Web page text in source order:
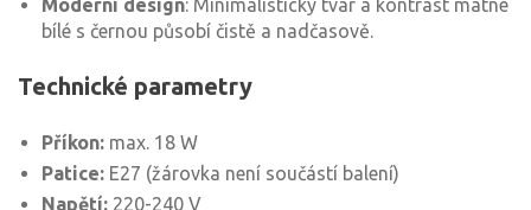
Moderní design: Minimalistický tvar a kontrast matné
bílé s černou působí čistě a nadčasově.
Technické parametry
Příkon: max. 18 W
Patice: E27 (žárovka není součástí balení)
Napětí: 220-240 V